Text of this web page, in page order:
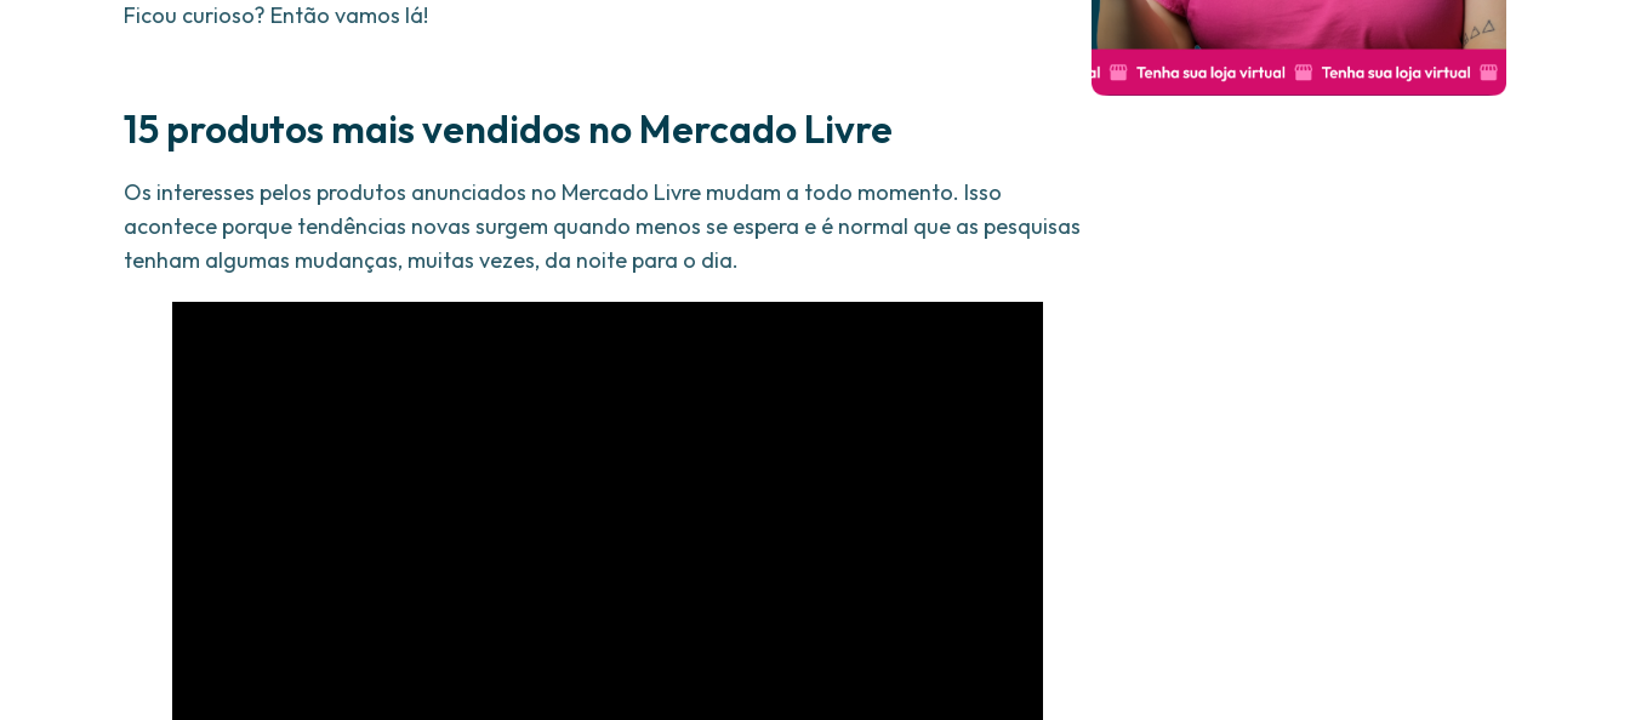
Ficou curioso? Então vamos lá!
15 produtos mais vendidos no Mercado Livre
Os interesses pelos produtos anunciados no Mercado Livre mudam a todo momento. Isso
acontece porque tendências novas surgem quando menos se espera e é normal que as pesquisas
tenham algumas mudanças, muitas vezes, da noite para o dia.